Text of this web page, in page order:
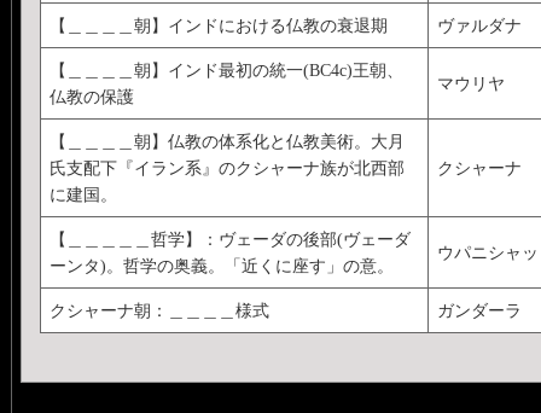
【＿＿＿＿朝】インドにおける仏教の衰退期 ヴァルダナ
【＿＿＿＿朝】インド最初の統一(BC4c)王朝、
仏教の保護
マウリヤ
【＿＿＿＿朝】仏教の体系化と仏教美術。大月
氏支配下『イラン系』のクシャーナ族が北西部
に建国。
クシャーナ
【＿＿＿＿＿哲学】：ヴェーダの後部(ヴェーダ
ーンタ)。哲学の奥義。「近くに座す」の意。
ウパニシャ
クシャーナ朝：＿＿＿＿様式 ガンダーラ